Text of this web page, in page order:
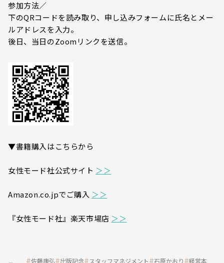
参加方法／
下のQRコードを読み取り、申し込みフォームに氏名とメー
ルアドレスを入力。
後日、当日のZoomリンクを送信。
▼書籍購入はこちらから
女性モード社公式サイト ＞＞
Amazon.co.jpでご購入 ＞＞
『女性モード社』楽天市場店 ＞＞
佐藤康弘 出版記念 スタッフマネジメント 石原かおり 経営本